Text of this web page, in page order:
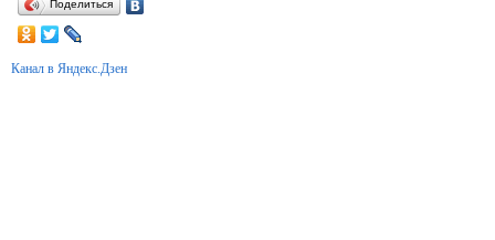
Поделиться
Канал в Яндекс.Дзен